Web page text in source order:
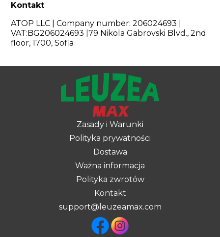
Kontakt
ATOP LLC | Company number: 206024693 |
VAT:BG206024693 |79 Nikola Gabrovski Blvd., 2nd
floor, 1700, Sofia
Zasady i Warunki
Polityka prywatności
Dostawa
Ważna informacja
Polityka zwrotów
Kontakt
support@leuzeamax.com